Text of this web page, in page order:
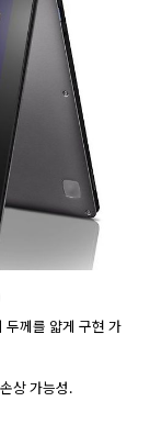
두께를 얇게 구현 가
상 가능성.